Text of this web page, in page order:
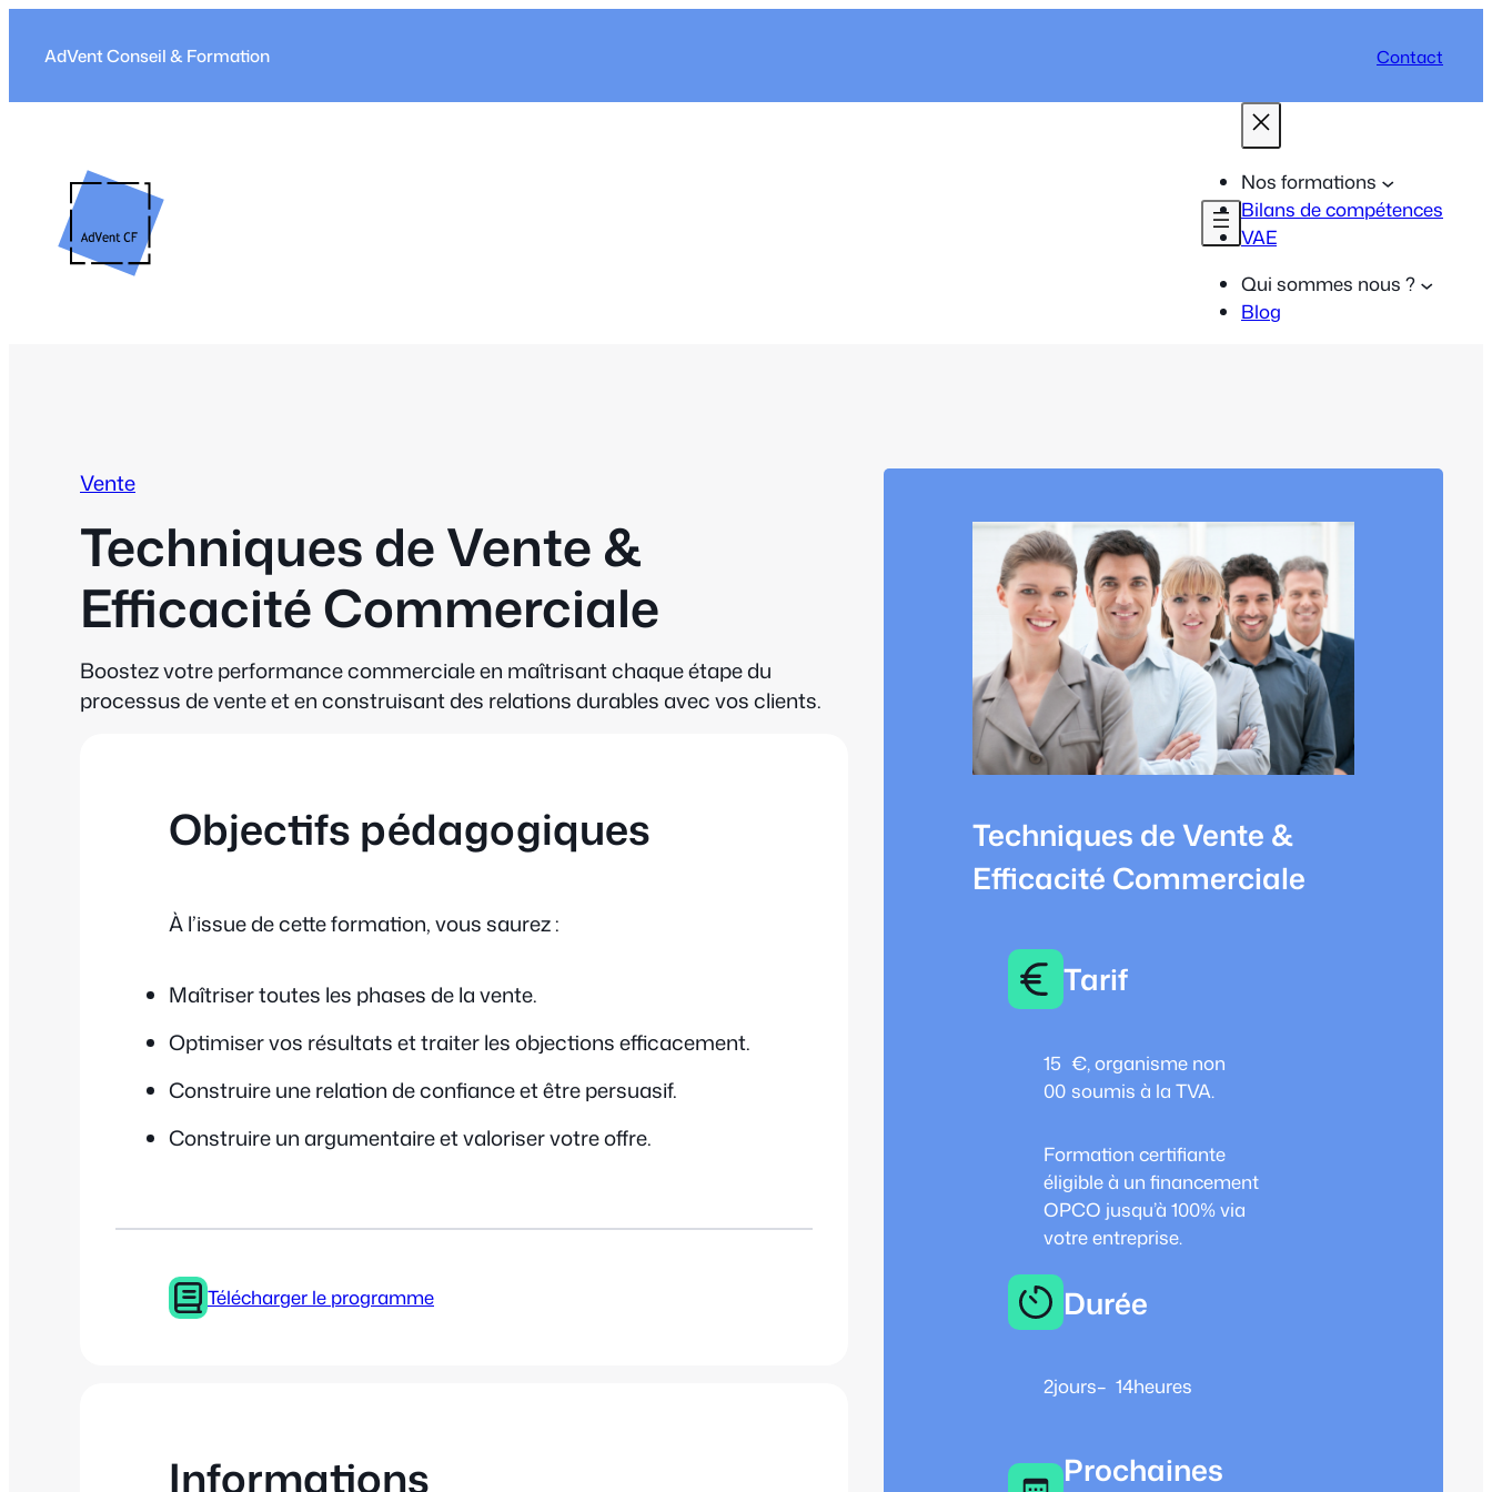
AdVent Conseil & Formation Contact
Nos formations
Bilans de compétences
VAE
Qui sommes nous ?
Blog
Vente
Techniques de Vente &
Efficacité Commerciale
Boostez votre performance commerciale en maîtrisant chaque étape du
processus de vente et en construisant des relations durables avec vos clients.
Objectifs pédagogiques
À l’issue de cette formation, vous saurez :
Maîtriser toutes les phases de la vente.
Optimiser vos résultats et traiter les objections efficacement.
Construire une relation de confiance et être persuasif.
Construire un argumentaire et valoriser votre offre.
Télécharger le programme
Informations
Techniques de Vente &
Efficacité Commerciale
Tarif
15
00
€, organisme non
soumis à la TVA.
Formation certifiante
éligible à un financement
OPCO jusqu’à 100% via
votre entreprise.
Durée
2jours– 14heures
Prochaines